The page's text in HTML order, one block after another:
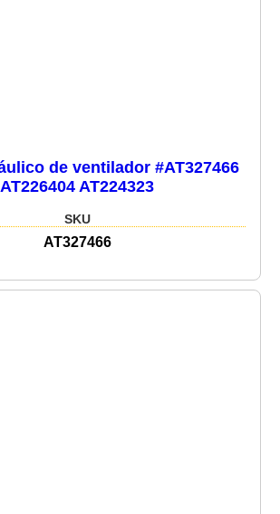
de ventilador #AT327466
AT226404 AT224323
SKU
AT327466